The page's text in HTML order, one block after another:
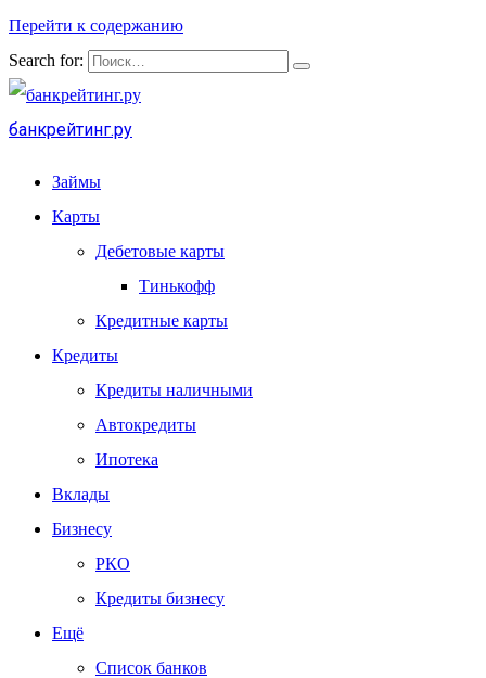
Перейти к содержанию
Search for:
банкрейтинг.ру
Займы
Карты
Дебетовые карты
Тинькофф
Кредитные карты
Кредиты
Кредиты наличными
Автокредиты
Ипотека
Вклады
Бизнесу
РКО
Кредиты бизнесу
Ещё
Список банков